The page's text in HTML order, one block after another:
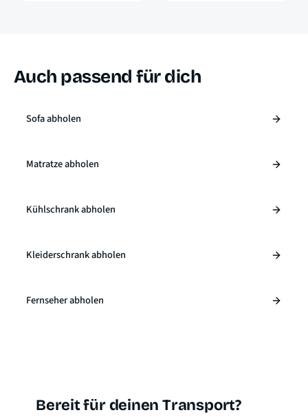
Auch passend für dich
Sofa abholen
Matratze abholen
Kühlschrank abholen
Kleiderschrank abholen
Fernseher abholen
Bereit für deinen Transport?